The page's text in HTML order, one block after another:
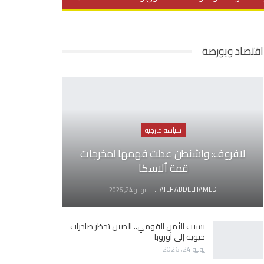
اقتصاد وبورصة
سياسة خارجية
لافروف: واشنطن عدلت فهمها لمخرجات
قمة ألاسكا
AWATEF ABDELHAMED يوليو 24, 2026
بسبب الأمن القومي.. الصين تحظر صادرات
حيوية إلى أوروبا
يوليو 24, 2026